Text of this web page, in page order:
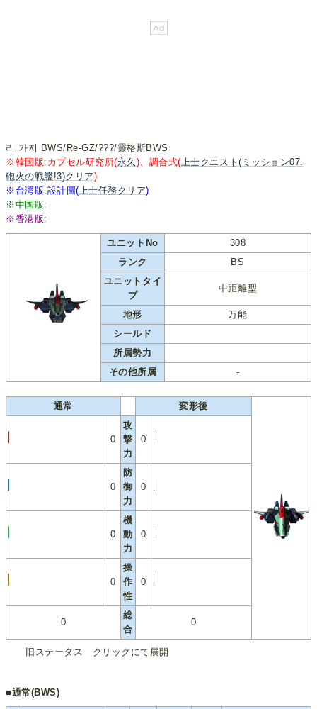
리 가지 BWS/Re-GZ/???/靈格斯BWS
※韓国版:カプセル研究所(永久 )、調合式(上士クエスト(ミッション07.
砲火の戦艦!3)クリア)
※台湾版:設計圖(上士任務クリア)
※中国版:
※香港版:
ユニットNo
308
ランク
BS
ユニットタイ
プ
中距離型
地形
万能
シールド
所属勢力
その他所属
-
通常 変形後
0
攻
撃
力
0
0
防
御
力
0
0
機
動
力
0
0
操
作
性
0
0
総
合
0
旧ステータス クリックにて展開
■通常(BWS)